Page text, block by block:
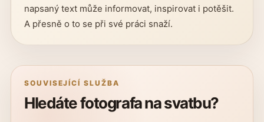
napsaný text může informovat, inspirovat i potěšit.
A přesně o to se při své práci snaží.
SOUVISEJÍCÍ SLUŽBA
Hledáte fotografa na svatbu?